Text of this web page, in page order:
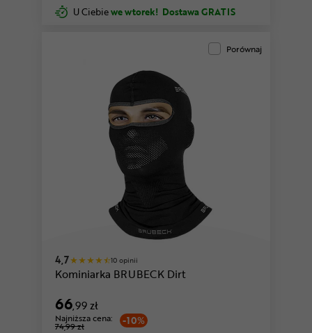
U Ciebiewe wtorek! Dostawa GRATIS
Porównaj
4,7 10 opinii
Kominiarka BRUBECK Dirt
66,99 zł
-10%
Najniższa cena:
74,99 zł